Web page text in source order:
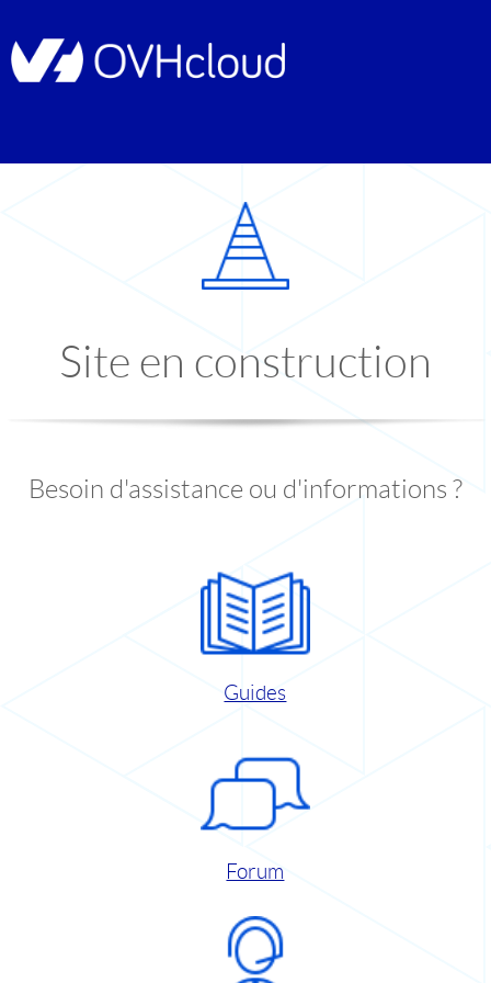
Site en construction
Besoin d'assistance ou d'informations ?
Guides
Forum